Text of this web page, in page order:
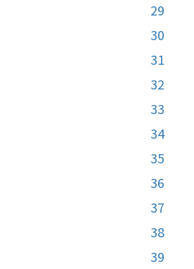
29
30
31
32
33
34
35
36
37
38
39